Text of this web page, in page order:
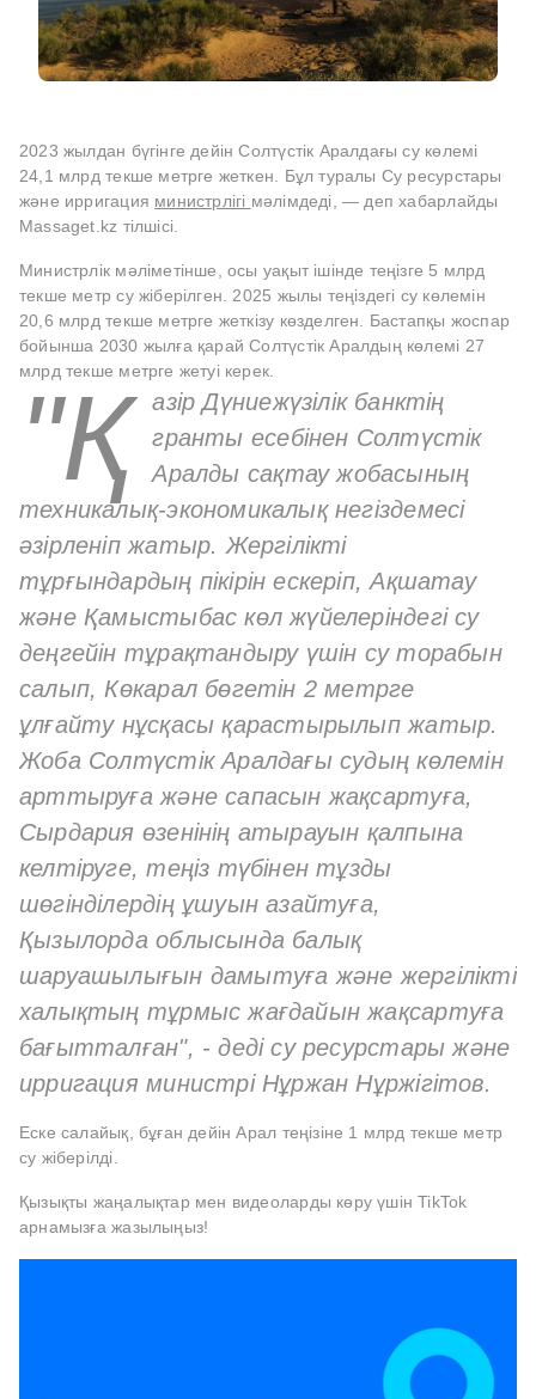
2023 жылдан бүгінге дейін Солтүстік Аралдағы су көлемі
24,1 млрд текше метрге жеткен. Бұл туралы Су ресурстары
және ирригация министрлігі мәлімдеді, — деп хабарлайды
Massaget.kz тілшісі.
Министрлік мәліметінше, осы уақыт ішінде теңізге 5 млрд
текше метр су жіберілген. 2025 жылы теңіздегі су көлемін
20,6 млрд текше метрге жеткізу көзделген. Бастапқы жоспар
бойынша 2030 жылға қарай Солтүстік Аралдың көлемі 27
млрд текше метрге жетуі керек.
"Қ
азір Дүниежүзілік банктің
гранты есебінен Солтүстік
Аралды сақтау жобасының
техникалық-экономикалық негіздемесі
әзірленіп жатыр. Жергілікті
тұрғындардың пікірін ескеріп, Ақшатау
және Қамыстыбас көл жүйелеріндегі су
деңгейін тұрақтандыру үшін су торабын
салып, Көкарал бөгетін 2 метрге
ұлғайту нұсқасы қарастырылып жатыр.
Жоба Солтүстік Аралдағы судың көлемін
арттыруға және сапасын жақсартуға,
Сырдария өзенінің атырауын қалпына
келтіруге, теңіз түбінен тұзды
шөгінділердің ұшуын азайтуға,
Қызылорда облысында балық
шаруашылығын дамытуға және жергілікті
халықтың тұрмыс жағдайын жақсартуға
бағытталған", - деді су ресурстары және
ирригация министрі Нұржан Нұржігітов.
Еске салайық, бұған дейін Арал теңізіне 1 млрд текше метр
су жіберілді.
Қызықты жаңалықтар мен видеоларды көру үшін TikTok
арнамызға жазылыңыз!